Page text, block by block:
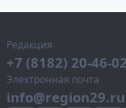
Редакция
+7 (8182) 20-46-02
Электронная почта
info@region29.ru